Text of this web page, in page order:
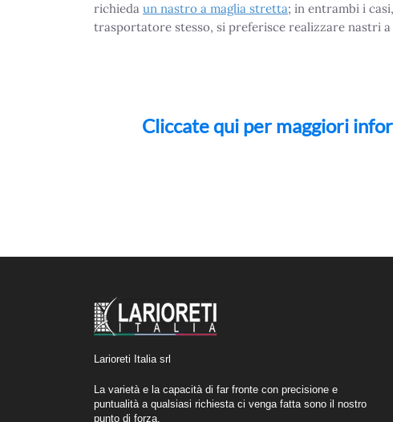
richieda un nastro a maglia stretta; in entrambi i
trasportatore stesso, si preferisce realizzare nastri
Cliccate qui per maggiori
Larioreti Italia srl
La varietà e la capacità di far fronte con precisione e
puntualità a qualsiasi richiesta ci venga fatta sono il nostro
punto di forza.